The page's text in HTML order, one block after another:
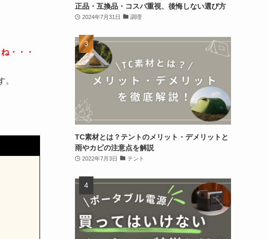
・・・
。
正品・互換品・コスパ重視、後悔しない選び方
2024年7月31日 調理
TC素材とは？テントのメリット・デメリットと
雨やカビの注意点を解説
2022年7月3日 テント